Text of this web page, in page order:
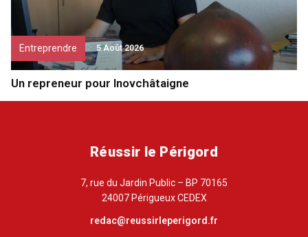
Entreprendre 5 Août 2026
Un repreneur pour Inovchâtaigne
Réussir le Périgord
7, rue du Jardin Public – BP 70165
24007 Périgueux CEDEX
redac@reussirleperigord.fr